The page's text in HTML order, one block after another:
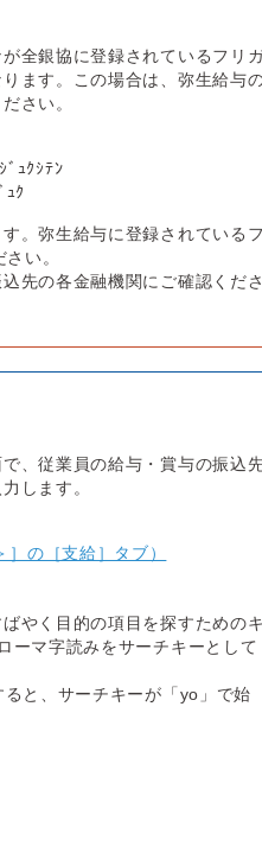
全銀協に登録されているフリ
ます。この場合は、弥生給与
さい。
ﾞｭｸｼﾃﾝ
ｸ
。弥生給与に登録されている
い。
先の各金融機関にご確認くだ
、従業員の給与・賞与の振込
します。
の［支給］タブ）
やく目的の項目を探すための
ーマ字読みをサーチキーとして
と、サーチキーが「yo」で始